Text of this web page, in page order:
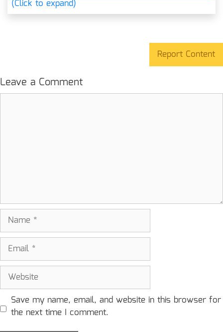
(Click to expand)
Report Content
Leave a Comment
Name
Email
Website
Save my name, email, and website in this browser for
the next time I comment.